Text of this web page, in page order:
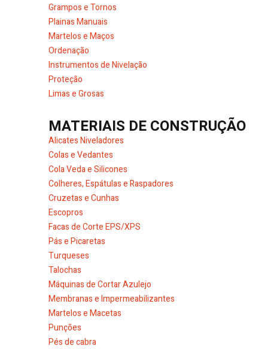
Grampos e Tornos
Plainas Manuais
Martelos e Maços
Ordenação
Instrumentos de Nivelação
Proteção
Limas e Grosas
MATERIAIS DE CONSTRUÇÃO
Alicates Niveladores
Colas e Vedantes
Cola Veda e Silicones
Colheres, Espátulas e Raspadores
Cruzetas e Cunhas
Escopros
Facas de Corte EPS/XPS
Pás e Picaretas
Turqueses
Talochas
Máquinas de Cortar Azulejo
Membranas e Impermeabilizantes
Martelos e Macetas
Punções
Pés de cabra